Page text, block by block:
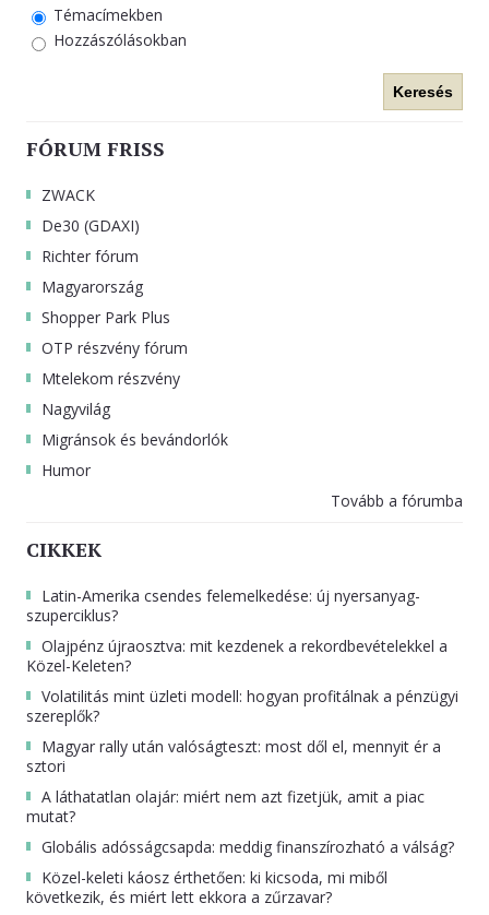
Témacímekben
Hozzászólásokban
Keresés
FÓRUM FRISS
ZWACK
De30 (GDAXI)
Richter fórum
Magyarország
Shopper Park Plus
OTP részvény fórum
Mtelekom részvény
Nagyvilág
Migránsok és bevándorlók
Humor
Tovább a fórumba
CIKKEK
Latin-Amerika csendes felemelkedése: új nyersanyag-
szuperciklus?
Olajpénz újraosztva: mit kezdenek a rekordbevételekkel a
Közel-Keleten?
Volatilitás mint üzleti modell: hogyan profitálnak a pénzügyi
szereplők?
Magyar rally után valóságteszt: most dől el, mennyit ér a
sztori
A láthatatlan olajár: miért nem azt fizetjük, amit a piac
mutat?
Globális adósságcsapda: meddig finanszírozható a válság?
Közel-keleti káosz érthetően: ki kicsoda, mi miből
következik, és miért lett ekkora a zűrzavar?